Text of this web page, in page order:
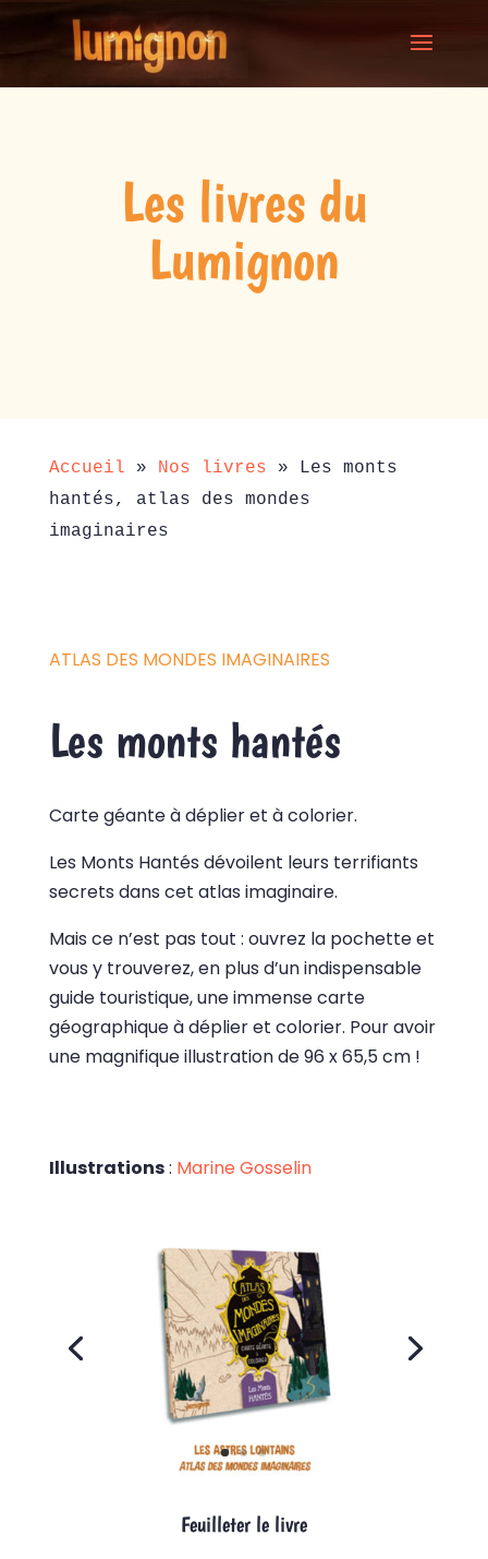
Les livres du
Lumignon
Accueil » Nos livres » Les monts
hantés, atlas des mondes
imaginaires
ATLAS DES MONDES IMAGINAIRES
Les monts hantés
Carte géante à déplier et à colorier.
Les Monts Hantés dévoilent leurs terrifiants
secrets dans cet atlas imaginaire.
Mais ce n’est pas tout : ouvrez la pochette et
vous y trouverez, en plus d’un indispensable
guide touristique, une immense carte
géographique à déplier et colorier. Pour avoir
une magnifique illustration de 96 x 65,5 cm !
Illustrations: Marine Gosselin
Feuilleter le livre